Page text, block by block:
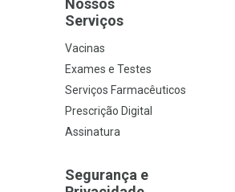
Nossos
Serviços
Vacinas
Exames e Testes
Serviços Farmacêuticos
Prescrição Digital
Assinatura
Segurança e